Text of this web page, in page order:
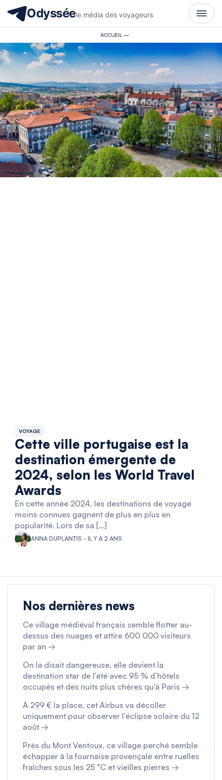
Odysséele média des voyageurs
ACCUEIL —
VOYAGE
Cette ville portugaise est la
destination émergente de
2024, selon les World Travel
Awards
En cette année 2024, les destinations de voyage
moins connues gagnent de plus en plus en
popularité. Lors de sa […]
ANNA DUPLANTIS - IL Y A 2 ANS
Nos dernières news
Ce village médiéval français semble flotter au-
dessus des nuages et attire 600 000 visiteurs
par an →
On la disait dangereuse, elle devient la
destination star de l’été avec 95 % d’hôtels
occupés et des nuits plus chères qu’à Paris →
À 299 € la place, cet Airbus va décoller
uniquement pour observer l’éclipse solaire du 12
août →
Près du Mont Ventoux, ce village perché semble
échapper à la fournaise provençale entre ruelles
fraîches sous les 25 °C et vieilles pierres →